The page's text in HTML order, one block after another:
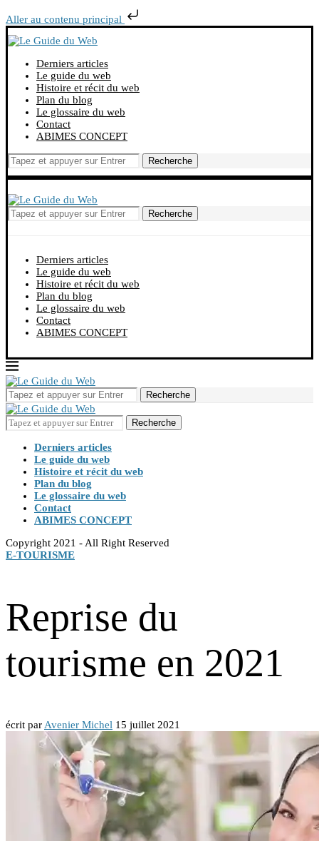
Aller au contenu principal
Derniers articles
Le guide du web
Histoire et récit du web
Plan du blog
Le glossaire du web
Contact
ABIMES CONCEPT
Recherche
Recherche
Derniers articles
Le guide du web
Histoire et récit du web
Plan du blog
Le glossaire du web
Contact
ABIMES CONCEPT
Recherche
Recherche
Derniers articles
Le guide du web
Histoire et récit du web
Plan du blog
Le glossaire du web
Contact
ABIMES CONCEPT
Copyright 2021 - All Right Reserved
E-TOURISME
Reprise du
tourisme en 2021
écrit par Avenier Michel 15 juillet 2021